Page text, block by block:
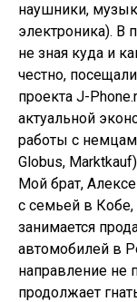
наушники,
электроника). В
не зная куда и
честно,
проекта J-
актуальной
работы с
Globus,
Мой брат,
с семьей в Кобе,
занимается
автомобилей в
направление не
продолжает